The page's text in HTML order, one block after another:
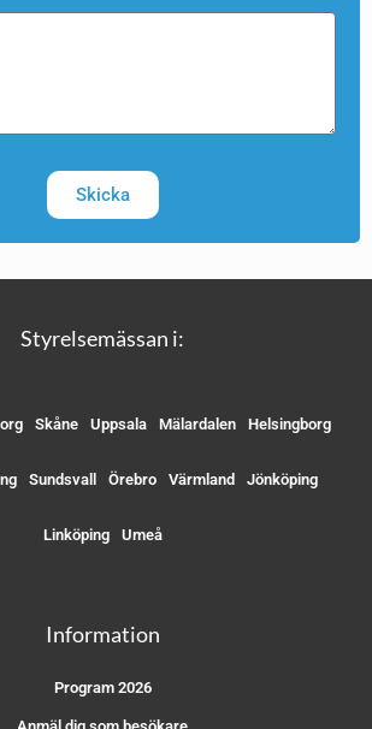
Skicka
Styrelsemässan i:
Skåne Uppsala Mälardalen Helsingborg
Sundsvall Örebro Värmland Jönköping
Linköping Umeå
Information
Program 2026